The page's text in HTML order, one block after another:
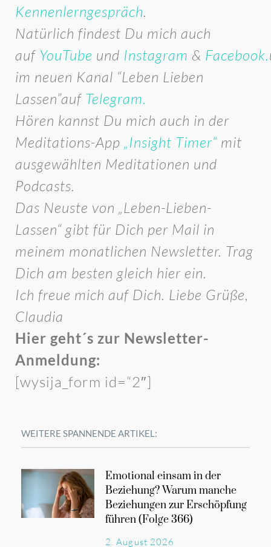
Kennenlerngespräch.
Natürlich findest Du mich auch
auf YouTube und Instagram & Facebook.
im neuen Kanal “Leben Lieben
Lassen”auf Telegram.
Hören kannst Du mich auch in der
Meditations-App „Insight Timer“ mit
ausgewählten Meditationen und
Podcasts.
Das Neuste von „Leben-Lieben-
Lassen“ gibt für Dich per Mail in
meinem monatlichen Newsletter. Trag
Dich am besten gleich hier ein.
Ich freue mich auf Dich. Liebe Grüße,
Claudia
Hier geht´s zur Newsletter-
Anmeldung:
[wysija_form id=“2″]
WEITERE SPANNENDE ARTIKEL:
Emotional einsam in der
Beziehung? Warum manche
Beziehungen zur Erschöpfung
führen (Folge 366)
2. August 2026